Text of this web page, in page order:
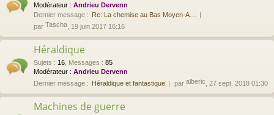
Modérateur : Andrieu Dervenn
Dernier message : Re: La chemise au Bas Moyen-A…
par Tascha , 19 juin 2017 16:16
Héraldique
Sujets : 16 Messages : 85
Modérateur : Andrieu Dervenn
Dernier message : Héraldique et fantastique par alberic , 27 sept. 2018 01:30
Machines de guerre